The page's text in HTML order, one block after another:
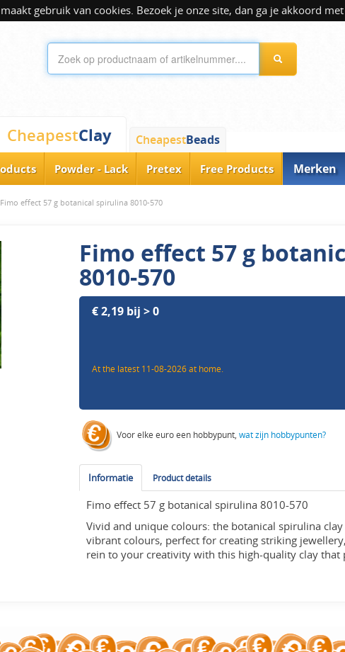
gebruik van cookies. Bezoek je onze site, dan ga je akkoord
CheapestClay CheapestBeads
Powder - Lack Pretex Free Products Merken
Fimo effect 57 g botanical spirulina 8010-570
Fimo effect 57 g
8010-570
€ 2,19 bij > 0
At the latest 11-08-2026 at home.
Voor elke euro een hobbypunt,wat zijn hobbypunten?
Informatie Product details
Fimo effect 57 g botanical spirulina 8010-570
Vivid and unique colours: the botanical spirulina
vibrant colours, perfect for creating striking
rein to your creativity with this high-quality clay that